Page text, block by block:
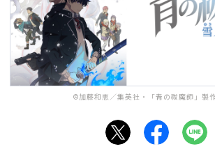
©加藤和恵／集英社・「青の祓魔師」製